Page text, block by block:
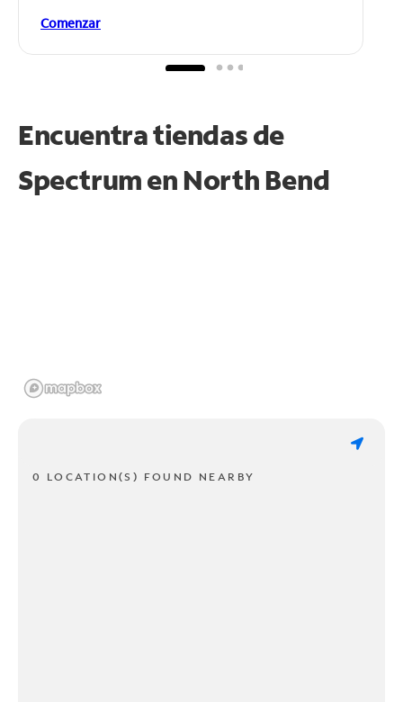
Comenzar
Encuentra tiendas de
Spectrum en North Bend
0 LOCATION(S) FOUND NEARBY